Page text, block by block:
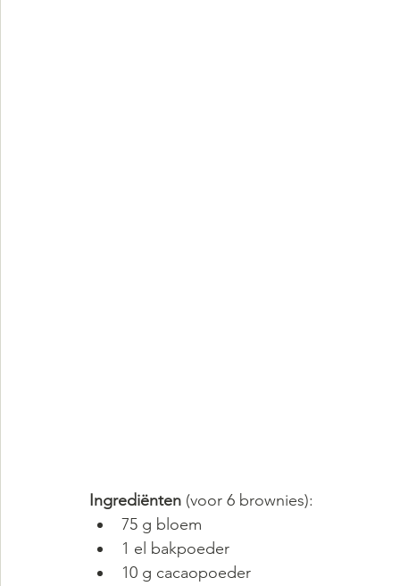
Ingrediënten (voor 6 brownies):
75 g bloem
1 el bakpoeder
10 g cacaopoeder